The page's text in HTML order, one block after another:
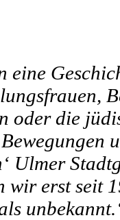
eine
oder die
Ulmer
wir erst seit